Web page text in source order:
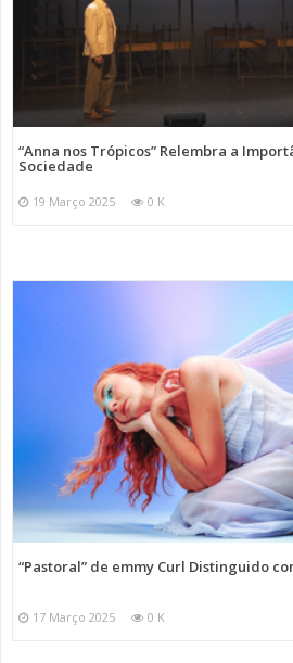
“Anna nos Trópicos” Relembra a
Sociedade
19 Março 2025 0 K
“Pastoral” de emmy Curl Distinguido
17 Março 2025 0 K